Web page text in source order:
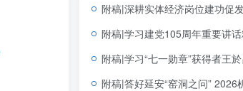
附稿|深耕实体经济岗位建功促发展制造业企业青年员工团课宣讲含
附稿|学习建党105周年重要讲话精神国企党支部党课
附稿|学习“七一勋章”获得者王於昌同志先进事迹思政
附稿|答好延安“窑洞之问” 2026机关党员干部专题